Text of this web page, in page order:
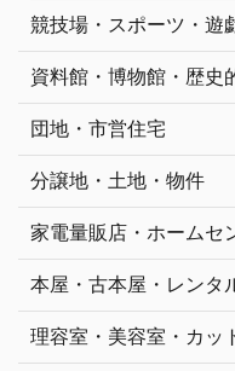
競技場・スポーツ・遊
資料館・博物館・歴史
団地・市営住宅
分譲地・土地・物件
家電量販店・ホームセ
本屋・古本屋・レンタ
理容室・美容室・カッ